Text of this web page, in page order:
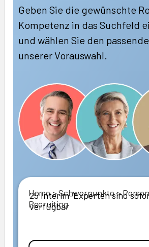
Geben Sie die gewünschte
Kompetenz in das Suchfeld
und wählen Sie den
unserer Vorauswahl.
25 Interim-Experten sind
verfügbar
Home>Schwerpunkte>
Recruiting